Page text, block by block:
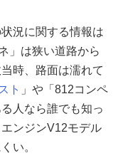
況に関する情報は
」は狭い道路から
時、路面は濡れて
ト 」や「812コンペ
人なら誰でも知っ
ンジンV12モデル
い。